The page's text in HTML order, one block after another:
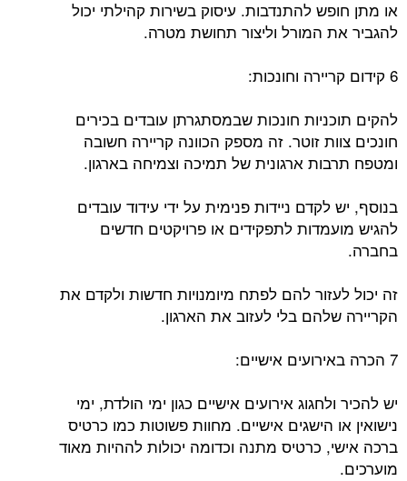
או מתן חופש להתנדבות. עיסוק בשירות קהילתי יכול
להגביר את המורל וליצור תחושת מטרה.
6 קידום קריירה וחונכות:
להקים תוכניות חונכות שבמסתגרתן עובדים בכירים
חונכים צוות זוטר. זה מספק הכוונה קריירה חשובה
ומטפח תרבות ארגונית של תמיכה וצמיחה בארגון.
בנוסף, יש לקדם ניידות פנימית על ידי עידוד עובדים
להגיש מועמדות לתפקידים או פרויקטים חדשים
בחברה.
זה יכול לעזור להם לפתח מיומנויות חדשות ולקדם את
הקריירה שלהם בלי לעזוב את הארגון.
7 הכרה באירועים אישיים:
יש להכיר ולחגוג אירועים אישיים כגון ימי הולדת, ימי
נישואין או הישגים אישיים. מחוות פשוטות כמו כרטיס
ברכה אישי, כרטיס מתנה וכדומה יכולות לההיות מאוד
מוערכים.